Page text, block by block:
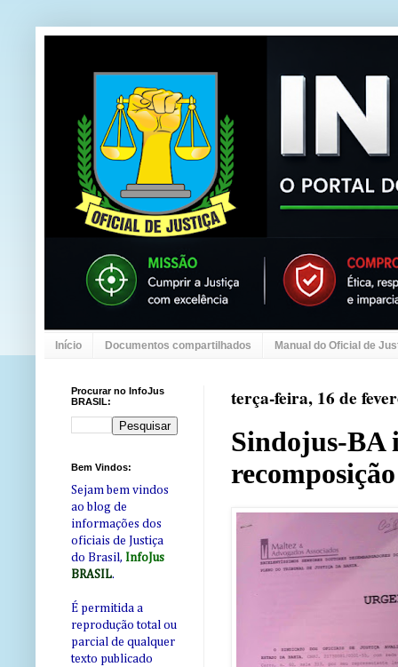
Início Documentos compartilhados Manual do Oficial de
terça-feira, 16 de
Sindojus-BA
Procurar no InfoJus
BRASIL:
Bem Vindos:
Sejam bem vindos
ao blog de
informações dos
oficiais de Justiça
do Brasil, InfoJus
BRASIL.
É permitida a
reprodução total ou
parcial de qualquer
texto publicado